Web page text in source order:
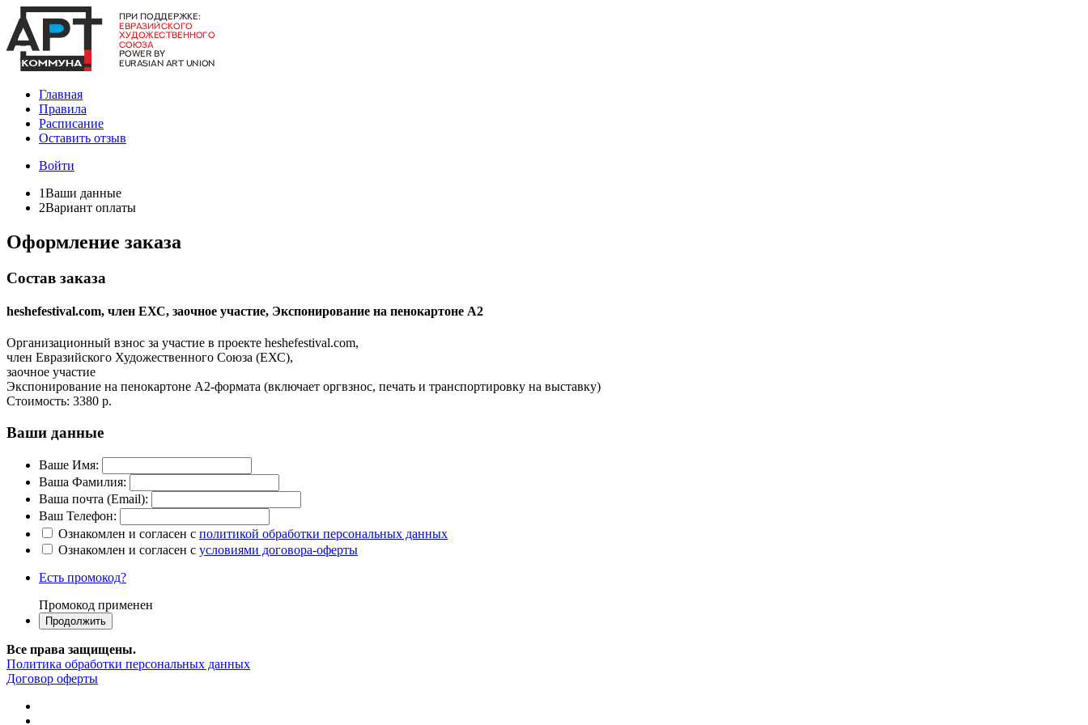
Главная
Правила
Расписание
Оставить отзыв
Войти
1Ваши данные
2Вариант оплаты
Оформление заказа
Состав заказа
heshefestival.com, член ЕХС, заочное участие, Экспонирование на пенокартоне А2
Организационный взнос за участие в проекте heshefestival.com,
член Евразийского Художественного Союза (ЕХС),
заочное участие
Экспонирование на пенокартоне А2-формата (включает оргвзнос, печать и транспортировку на выставку)
Стоимость: 3380 р.
Ваши данные
Ваше Имя:
Ваша Фамилия:
Ваша почта (Email):
Ваш Телефон:
Ознакомлен и согласен с политикой обработки персональных данных
Ознакомлен и согласен с условиями договора-оферты
Есть промокод?
Промокод применен
Все права защищены.
Политика обработки персональных данных
Договор оферты